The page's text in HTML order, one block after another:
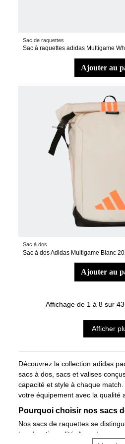
Sac de raquettes
Sac à raquettes adidas Multigame
ajouter au
Sac à dos
Sac à dos Adidas Multigame Blanc
ajouter au
Affichage de 1 à 8 sur
Afficher
Découvrez la collection adidas
sacs à dos,sacsetvalises
capacité et style à chaque
votre équipement avec la qualité
Pourquoi choisir nos sacs
Nos sacs de raquettes se
leur fonctionnalité. Avec des